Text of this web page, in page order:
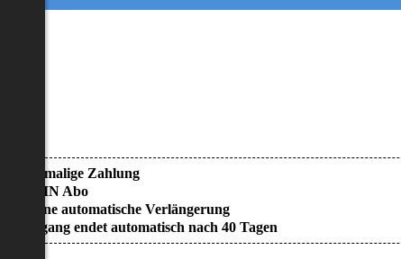
• Einmalige Zahlung
• KEIN Abo
• Keine automatische Verlängerung
• Zugang endet automatisch nach 40 Tagen